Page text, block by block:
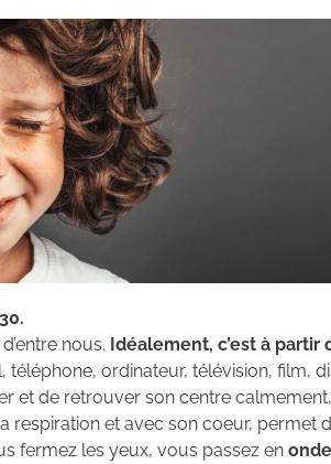
nous. Idéalement, c’est à partir
téléphone, ordinateur, télévision, film,
et de retrouver son centre
respiration et avec son coeur, permet
fermez les yeux, vous passez en